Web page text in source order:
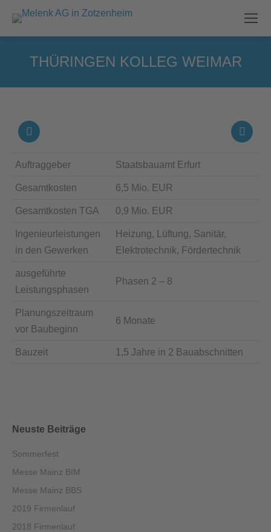
THÜRINGEN KOLLEG WEIMAR
Auftraggeber Staatsbauamt Erfurt
Gesamtkosten 6,5 Mio. EUR
Gesamtkosten TGA 0,9 Mio. EUR
Ingenieurleistungen
in den Gewerken
Heizung, Lüftung, Sanitär,
Elektrotechnik, Fördertechnik
ausgeführte
Leistungsphasen
Phasen 2 – 8
Planungszeitraum
vor Baubeginn
6 Monate
Bauzeit 1,5 Jahre in 2 Bauabschnitten
Neuste Beiträge
Sommerfest
Messe Mainz BIM
Messe Mainz BBS
2019 Firmenlauf
2018 Firmenlauf